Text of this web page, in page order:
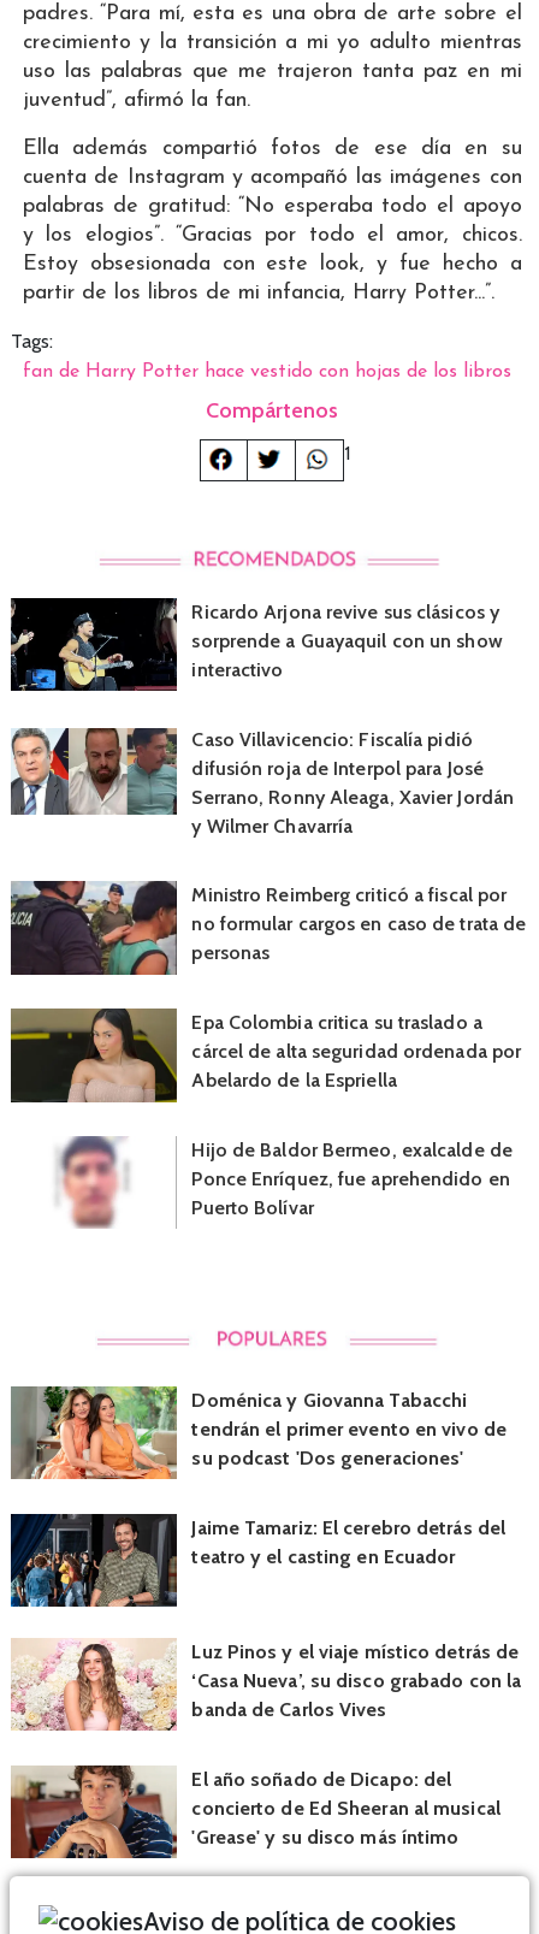
padres. “Para mí, esta es una obra de arte sobre el
crecimiento y la transición a mi yo adulto mientras
uso las palabras que me trajeron tanta paz en mi
juventud”, afirmó la fan.
Ella además compartió fotos de ese día en su
cuenta de Instagram y acompañó las imágenes con
palabras de gratitud: “No esperaba todo el apoyo
y los elogios”. “Gracias por todo el amor, chicos.
Estoy obsesionada con este look, y fue hecho a
partir de los libros de mi infancia, Harry Potter...”.
Tags:
fan de Harry Potter hace vestido con hojas de los libros
Compártenos
1
Ricardo Arjona revive sus clásicos y
sorprende a Guayaquil con un show
interactivo
Caso Villavicencio: Fiscalía pidió
difusión roja de Interpol para José
Serrano, Ronny Aleaga, Xavier Jordán
y Wilmer Chavarría
Ministro Reimberg criticó a fiscal por
no formular cargos en caso de trata de
personas
Epa Colombia critica su traslado a
cárcel de alta seguridad ordenada por
Abelardo de la Espriella
Hijo de Baldor Bermeo, exalcalde de
Ponce Enríquez, fue aprehendido en
Puerto Bolívar
Doménica y Giovanna Tabacchi
tendrán el primer evento en vivo de
su podcast 'Dos generaciones'
Jaime Tamariz: El cerebro detrás del
teatro y el casting en Ecuador
Luz Pinos y el viaje místico detrás de
‘Casa Nueva’, su disco grabado con la
banda de Carlos Vives
El año soñado de Dicapo: del
concierto de Ed Sheeran al musical
'Grease' y su disco más íntimo
Aviso de política de cookies